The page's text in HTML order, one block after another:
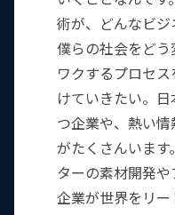
術が、どんなビジ
僕らの社会をどう
ワクするプロセ
けていきたい。
つ企業や、熱い
がたくさんいます
ターの素材開発
企業が世界をリ